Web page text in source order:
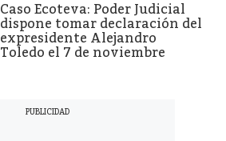
Caso Ecoteva: Poder Judicial
dispone tomar declaración del
expresidente Alejandro
Toledo el 7 de noviembre